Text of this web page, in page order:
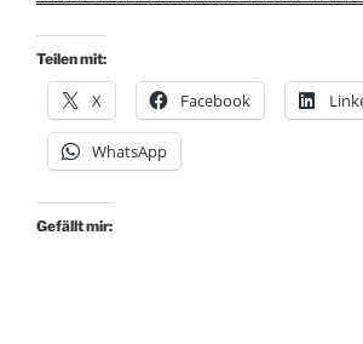
Teilen mit:
X Facebook
WhatsApp
Gefällt mir: